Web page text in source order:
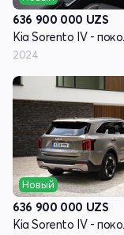
636 900 000 UZS
2024
Новый
636 900 000 UZS